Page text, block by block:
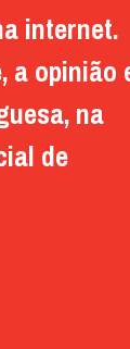
internet.
a opinião
na
de